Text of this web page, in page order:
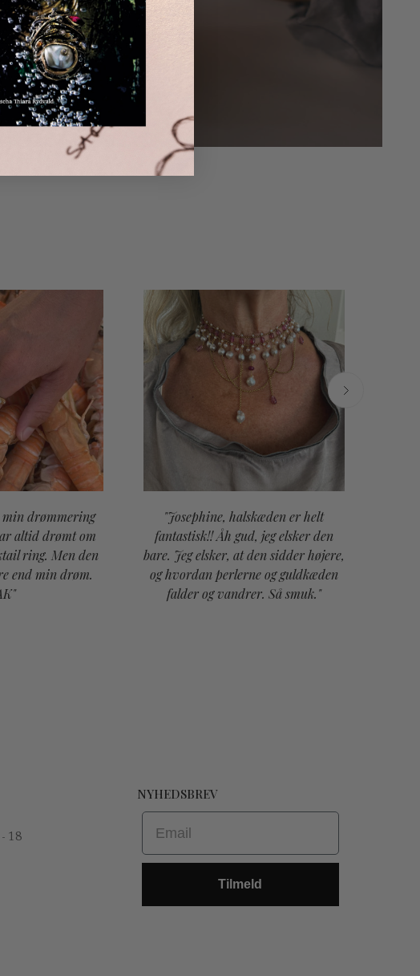
min drømmering
altid drømt om
ring. Men den
end min drøm.
"Josephine, halskæden er helt
fantastisk!! Åh gud, jeg elsker den
bare. Jeg elsker, at den sidder højere,
og hvordan perlerne og guldkæden
falder og vandrer. Så smuk."
18
NYHEDSBREV
Email
Tilmeld